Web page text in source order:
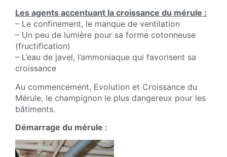
Les agents accentuant la croissance du mérule :
– Le confinement, le manque de ventilation
– Un peu de lumière pour sa forme cotonneuse
(fructification)
– L’eau de javel, l’ammoniaque qui favorisent sa
croissance
Au commencement, Evolution et Croissance du
Mérule, le champignon le plus dangereux pour les
bâtiments.
Démarrage du mérule :